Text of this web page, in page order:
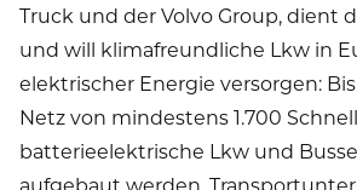
Truck und der Volvo Group, dient
und will klimafreundliche Lkw in
elektrischer Energie versorgen:
Netz von mindestens 1.700
batterieelektrische Lkw und
aufgebaut werden.